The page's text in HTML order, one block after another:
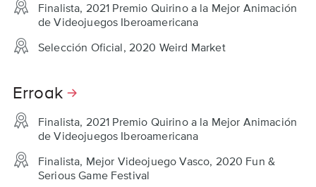
Finalista, 2021 Premio Quirino a la Mejor Animación
de Videojuegos Iberoamericana
Selección Oficial, 2020 Weird Market
Erroak
Finalista, 2021 Premio Quirino a la Mejor Animación
de Videojuegos Iberoamericana
Finalista, Mejor Videojuego Vasco, 2020 Fun &
Serious Game Festival